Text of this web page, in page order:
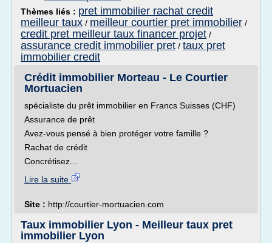
Thèmes liés : pret immobilier rachat credit
meilleur taux / meilleur courtier pret immobilier /
credit pret meilleur taux financer projet /
assurance credit immobilier pret / taux pret
immobilier credit
Crédit immobilier Morteau - Le Courtier
Mortuacien
spécialiste du prêt immobilier en Francs Suisses (CHF)
Assurance de prêt
Avez-vous pensé à bien protéger votre famille ?
Rachat de crédit
Concrétisez...
Lire la suite
Site : http://courtier-mortuacien.com
Taux immobilier Lyon - Meilleur taux pret
immobilier Lyon